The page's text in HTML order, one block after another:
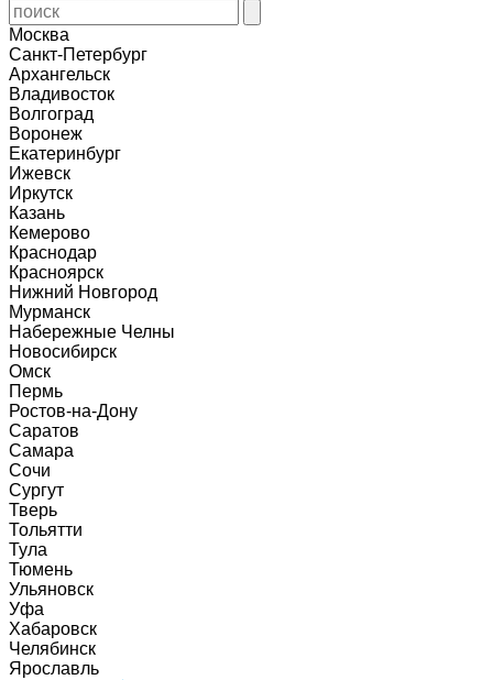
Москва
Санкт-Петербург
Архангельск
Владивосток
Волгоград
Воронеж
Екатеринбург
Ижевск
Иркутск
Казань
Кемерово
Краснодар
Красноярск
Нижний Новгород
Мурманск
Набережные Челны
Новосибирск
Омск
Пермь
Ростов-на-Дону
Саратов
Самара
Сочи
Сургут
Тверь
Тольятти
Тула
Тюмень
Ульяновск
Уфа
Хабаровск
Челябинск
Ярославль